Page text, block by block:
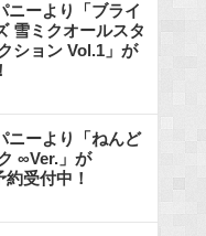
ニーより「ブライ
雪ミクオールスタ
ション Vol.1」が
ニーより「ねんど
∞Ver.」が
受付中！